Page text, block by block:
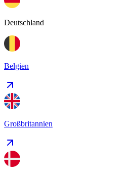
Deutschland
Belgien
Großbritannien